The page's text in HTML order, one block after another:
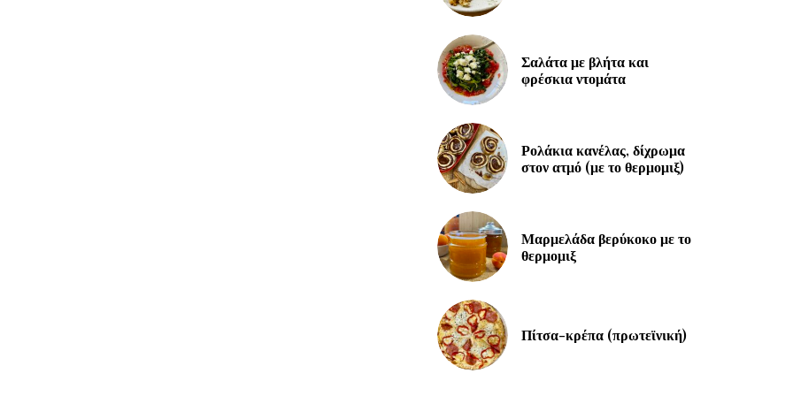
Σαλάτα με βλήτα και
φρέσκια ντομάτα
Ρολάκια κανέλας, δίχρωμα
στον ατμό (με το θερμομιξ)
Μαρμελάδα βερύκοκο με το
θερμομιξ
Πίτσα-κρέπα (πρωτεϊνική)